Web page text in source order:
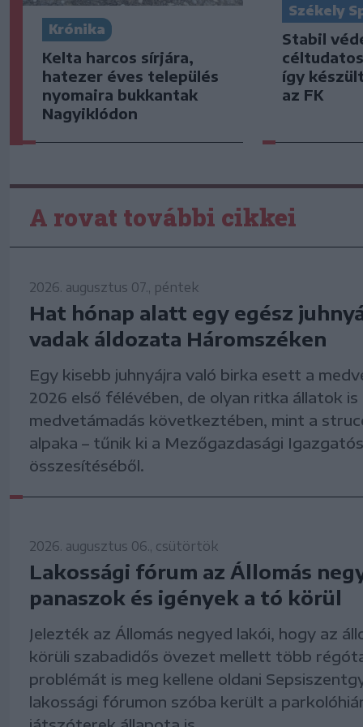
Krónika
Kelta harcos sírjára,
hatezer éves település
nyomaira bukkantak
Nagyiklódon
Székely
Stabil
így
az FK
A rovat további cikkei
2026. augusztus 07., péntek
Hat hónap alatt egy egész
vadak áldozata Háromszéken
Egy kisebb juhnyájra való birka esett a
2026 első félévében, de olyan ritka állatok
medvetámadás következtében, mint a
alpaka – tűnik ki a Mezőgazdasági
összesítéséből.
2026. augusztus 06., csütörtök
Lakossági fórum az Állomás
panaszok és igények a tó körül
Jelezték az Állomás negyed lakói, hogy az
körüli szabadidős övezet mellett több
problémát is meg kellene oldani
lakossági fórumon szóba került a